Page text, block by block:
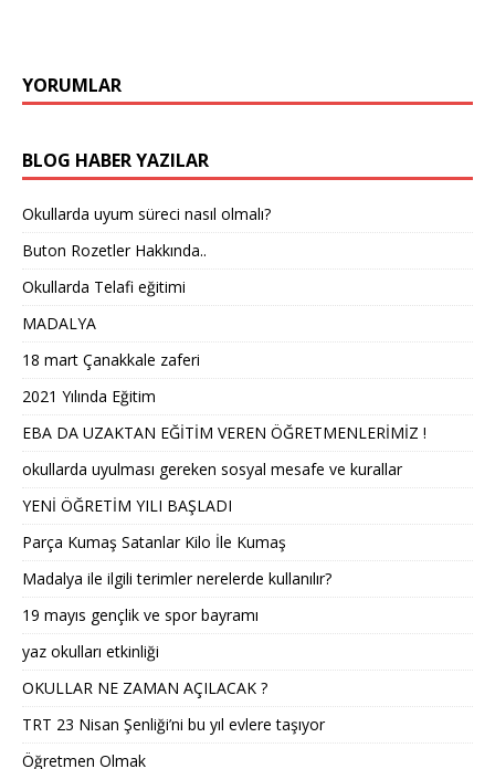
YORUMLAR
BLOG HABER YAZILAR
Okullarda uyum süreci nasıl olmalı?
Buton Rozetler Hakkında..
Okullarda Telafi eğitimi
MADALYA
18 mart Çanakkale zaferi
2021 Yılında Eğitim
EBA DA UZAKTAN EĞİTİM VEREN ÖĞRETMENLERİMİZ !
okullarda uyulması gereken sosyal mesafe ve kurallar
YENİ ÖĞRETİM YILI BAŞLADI
Parça Kumaş Satanlar Kilo İle Kumaş
Madalya ile ilgili terimler nerelerde kullanılır?
19 mayıs gençlik ve spor bayramı
yaz okulları etkinliği
OKULLAR NE ZAMAN AÇILACAK ?
TRT 23 Nisan Şenliği’ni bu yıl evlere taşıyor
Öğretmen Olmak